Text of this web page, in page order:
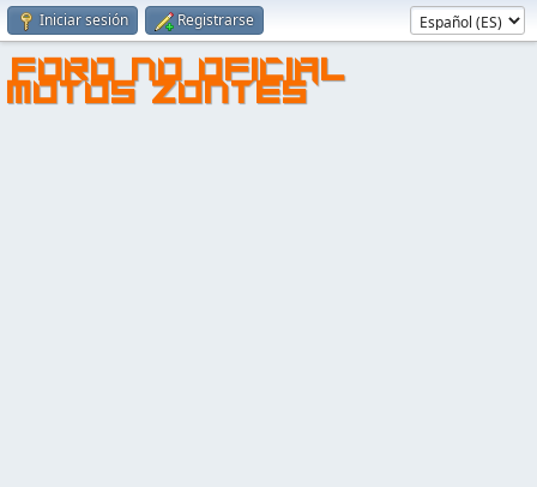
Iniciar sesión Registrarse
FORO NO OFICIAL
MOTOS ZONTES